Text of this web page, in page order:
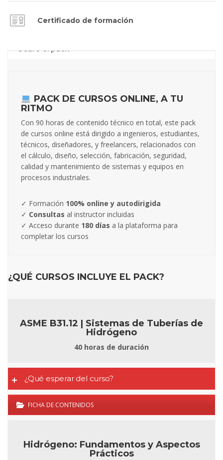
Certificado de formación
Sobre el pack
PACK DE CURSOS ONLINE, A TU
RITMO
Con 90 horas de contenido técnico en total, este pack
de cursos online está dirigido a ingenieros, estudiantes,
técnicos, diseñadores, y freelancers, relacionados con
el cálculo, diseño, selección, fabricación, seguridad,
calidad y mantenimiento de sistemas y equipos en
procesos industriales.
✓ Formación 100% online y autodirigida
✓ Consultas al instructor incluidas
✓ Acceso durante 180 días a la plataforma para
completar los cursos
¿QUÉ CURSOS INCLUYE EL PACK?
ASME B31.12 | Sistemas de Tuberías de
Hidrógeno
40 horas de duración
¿Qué esperar del curso?
FICHA DE CONTENIDOS
Hidrógeno: Fundamentos y Aspectos
Prácticos